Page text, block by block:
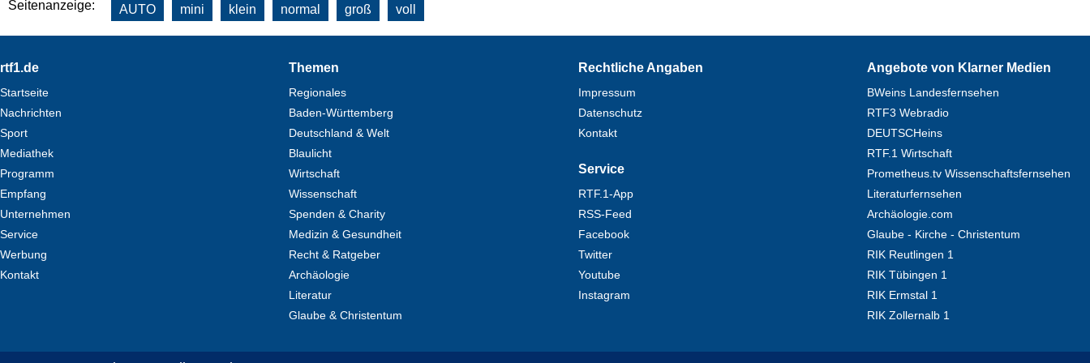
Seitenanzeige: AUTO mini klein normal groß voll
Footer
rtf1.de
Startseite
Nachrichten
Sport
Mediathek
Programm
Empfang
Unternehmen
Service
Werbung
Kontakt
Themen
Regionales
Baden-Württemberg
Deutschland & Welt
Blaulicht
Wirtschaft
Wissenschaft
Spenden & Charity
Medizin & Gesundheit
Recht & Ratgeber
Archäologie
Literatur
Glaube & Christentum
Rechtliche Angaben
Impressum
Datenschutz
Kontakt
Service
RTF.1-App
RSS-Feed
Facebook
Twitter
Youtube
Instagram
Angebote von Klarner Medien
BWeins Landesfernsehen
RTF3 Webradio
DEUTSCHeins
RTF.1 Wirtschaft
Prometheus.tv Wissenschaftsfernsehen
Literaturfernsehen
Archäologie.com
Glaube - Kirche - Christentum
RIK Reutlingen 1
RIK Tübingen 1
RIK Ermstal 1
RIK Zollernalb 1